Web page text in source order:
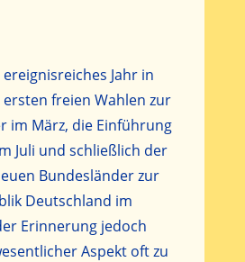
Jahr in
ersten freien Wahlen zur
im März, die Einführung
Juli und schließlich der
Bundesländer zur
Deutschland im
Erinnerung jedoch
Aspekt oft zu